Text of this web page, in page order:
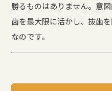
勝るものはありません。意
歯を最大限に活かし、抜歯
なのです。